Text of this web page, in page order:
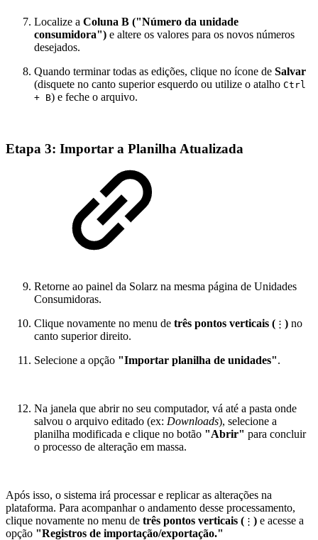
Localize a Coluna B ("Número da unidade
consumidora") e altere os valores para os novos números
desejados.
Quando terminar todas as edições, clique no ícone de Salvar
(disquete no canto superior esquerdo ou utilize o atalho Ctrl
+ B) e feche o arquivo.
Etapa 3: Importar a Planilha Atualizada
Retorne ao painel da Solarz na mesma página de Unidades
Consumidoras.
Clique novamente no menu de três pontos verticais ( ⋮ ) no
canto superior direito.
Selecione a opção "Importar planilha de unidades".
Na janela que abrir no seu computador, vá até a pasta onde
salvou o arquivo editado (ex: Downloads), selecione a
planilha modificada e clique no botão "Abrir" para concluir
o processo de alteração em massa.
Após isso, o sistema irá processar e replicar as alterações na
plataforma. Para acompanhar o andamento desse processamento,
clique novamente no menu de três pontos verticais ( ⋮ ) e acesse a
opção "Registros de importação/exportação."